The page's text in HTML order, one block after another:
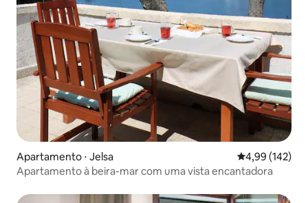
Apartamento ⋅ Jelsa 4,99 de uma
4,99 (142)
Apartamento à beira-mar com uma vista encantadora